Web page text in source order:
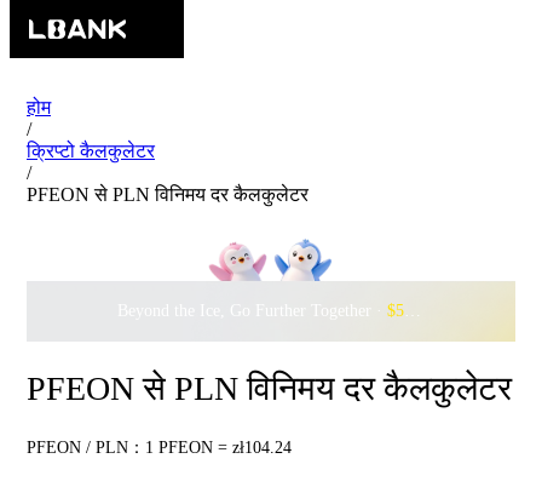
होम
/
क्रिप्टो कैलकुलेटर
/
PFEON से PLN विनिमय दर कैलकुलेटर
Beyond the Ice, Go Further Together · $500,000
PFEON से PLN विनिमय दर कैलकुलेटर
PFEON / PLN：1 PFEON = zł104.24